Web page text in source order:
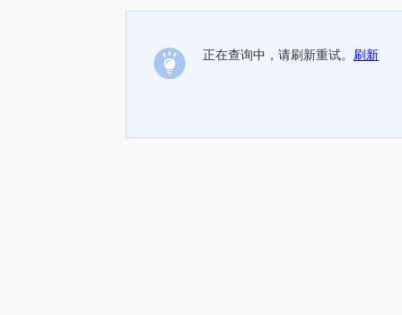
正在查询中，请刷新重试。 刷新